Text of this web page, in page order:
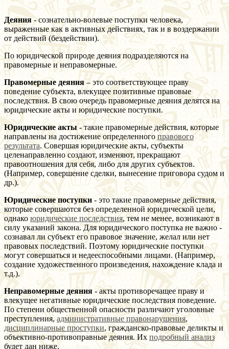
Деяния- сознательно-волевые поступки человека,
выраженные как в активных действиях, так и в воздержании
от действий (бездействии).
По юридической природе деяния подразделяются на
правомерные и неправомерные.
Правомерные деяния– это соответствующее праву
поведение субъекта, влекущее позитивные правовые
последствия. В свою очередь правомерные деяния делятся на
юридические акты и юридические поступки.
Юридические акты- такие правомерные действия, которые
направлены на достижение определенногоправового
результата. Совершая юридические акты, субъекты
целенаправленно создают, изменяют, прекращают
правоотношения для себя, либо для других субъектов.
(Например, совершение сделки, вынесение приговора судом и
др.).
Юридические поступки - это такие правомерные действия,
которые совершаются без определенной юридической цели,
однако юридические последствия, тем не менее, возникают в
силу указаний закона. Для юридического поступка не важно -
сознавал ли субъект его правовое значение, желал или нет
правовых последствий. Поэтому юридические поступки
могут совершаться и недееспособными лицами. (Например,
создание художественного произведения, нахождение клада и
т.д.).
Неправомерные деяния - акты противоречащее праву и
влекущее негативные юридические последствия поведение.
По степени общественной опасности различают уголовные
преступления,административные правонарушения,
дисциплинарные проступки, гражданско-правовые деликты и
объективно-противоправные деяния. Их подробный анализ
будет дан ниже.